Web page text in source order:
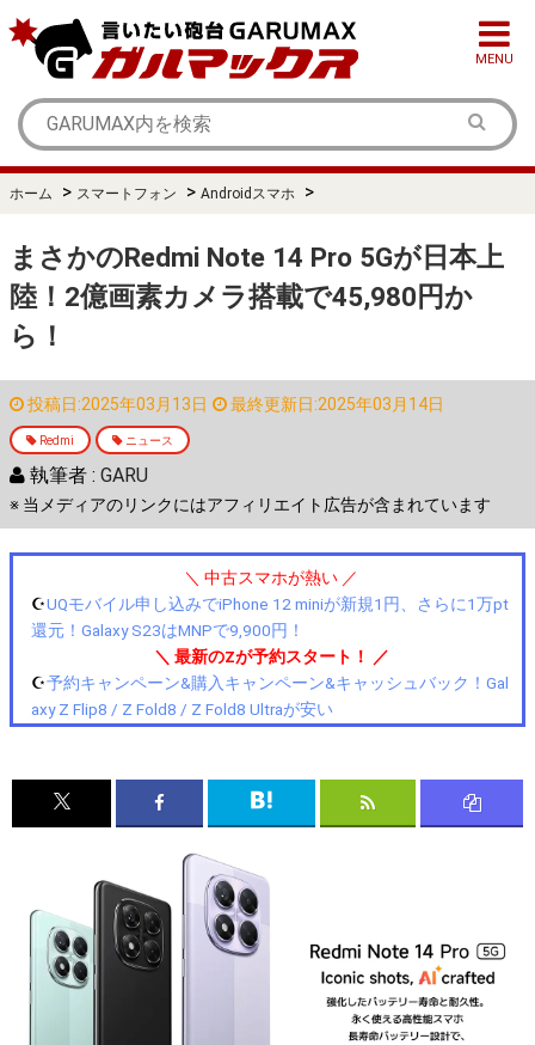
MENU
ホーム > スマートフォン > Androidスマホ >
まさかのRedmi Note 14 Pro 5Gが日本上
陸！2億画素カメラ搭載で45,980円か
ら！
投稿日:2025年03月13日 最終更新日:2025年03月14日
Redmi ニュース
執筆者 : GARU
※ 当メディアのリンクにはアフィリエイト広告が含まれています
＼ 中古スマホが熱い ／
☪️UQモバイル申し込みでiPhone 12 miniが新規1円、さらに1万pt
還元！Galaxy S23はMNPで9,900円！
＼ 最新のZが予約スタート！ ／
☪️予約キャンペーン&購入キャンペーン&キャッシュバック！Gal
axy Z Flip8 / Z Fold8 / Z Fold8 Ultraが安い